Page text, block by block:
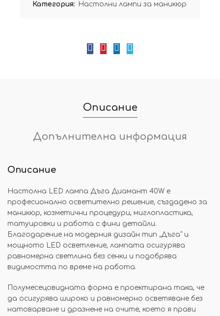
Категория: Настолни лампи за маникюр
Описание
Допълнителна информация
Описание
Настолна LED лампа Дъга Диамант 40W е
професионално осветително решение, създадено за
маникюр, козметични процедури, миглопластика,
татуировки и работа с фини детайли.
Благодарение на модерния дизайн тип „Дъга“ и
мощното LED осветление, лампата осигурява
равномерна светлина без сенки и подобрява
видимостта по време на работа.
Полумесецовидната форма е проектирана така, че
да осигурява широко и равномерно осветяване без
натоварване и дразнене на очите, което я прави